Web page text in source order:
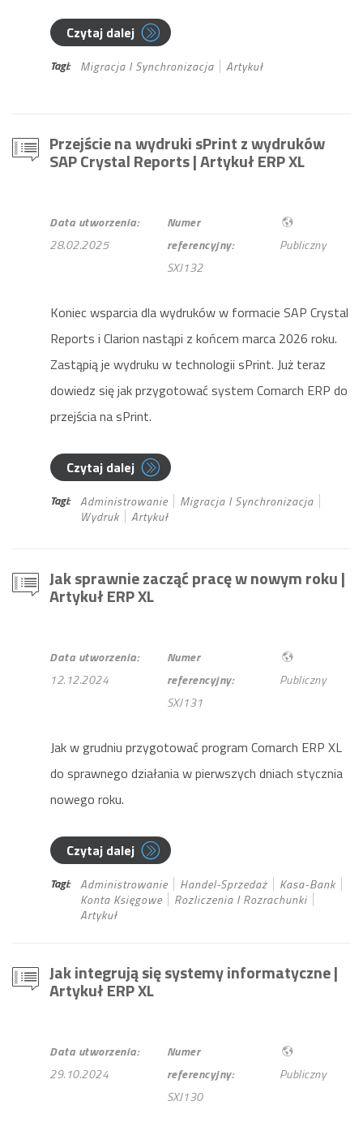
Czytaj dalej
Tagi: Migracja I Synchronizacja Artykuł
Przejście na wydruki sPrint z wydruków
SAP Crystal Reports| Artykuł ERP XL
Data utworzenia:
28.02.2025
Numer
referencyjny:
SXJ132
Publiczny
Koniec wsparcia dla wydruków w formacie SAP Crystal
Reports i Clarion nastąpi z końcem marca 2026 roku.
Zastąpią je wydruku w technologii sPrint. Już teraz
dowiedz się jak przygotować system Comarch ERP do
przejścia na sPrint.
Czytaj dalej
Tagi: Administrowanie
Migracja I Synchronizacja
Wydruk
Artykuł
Jak sprawnie zacząć pracę w nowym roku|
Artykuł ERP XL
Data utworzenia:
12.12.2024
Numer
referencyjny:
SXJ131
Publiczny
Jak w grudniu przygotować program Comarch ERP XL
do sprawnego działania w pierwszych dniach stycznia
nowego roku.
Czytaj dalej
Tagi: Administrowanie Handel-Sprzedaż
Kasa-Bank
Konta Księgowe
Rozliczenia I Rozrachunki
Artykuł
Jak integrują się systemy informatyczne|
Artykuł ERP XL
Data utworzenia:
29.10.2024
Numer
referencyjny:
SXJ130
Publiczny